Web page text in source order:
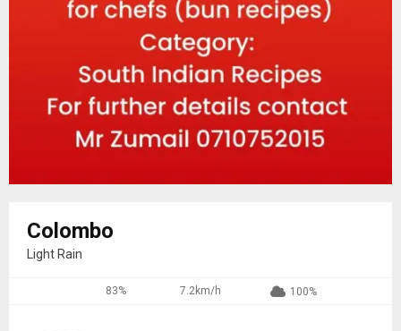
Colombo
Light Rain
83% 7.2km/h 100%